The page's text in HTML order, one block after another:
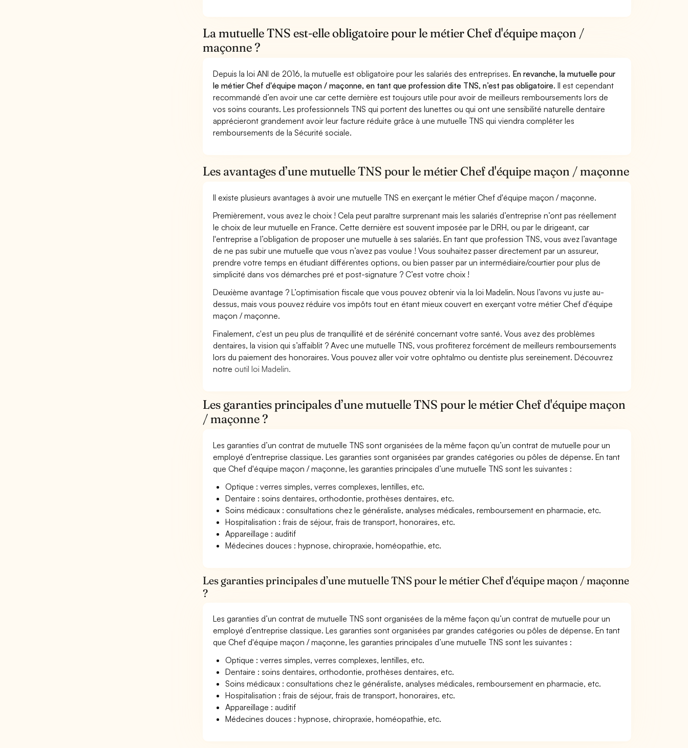
La mutuelle TNS est-elle obligatoire pour le métier Chef d'équipe maçon /
maçonne ?
Depuis la loi ANI de 2016, la mutuelle est obligatoire pour les salariés des entreprises. En revanche, la mutuelle pour
le métier Chef d'équipe maçon / maçonne, en tant que profession dite TNS, n’est pas obligatoire.Il est cependant
recommandé d’en avoir une car cette dernière est toujours utile pour avoir de meilleurs remboursements lors de
vos soins courants. Les professionnels TNS qui portent des lunettes ou qui ont une sensibilité naturelle dentaire
apprécieront grandement avoir leur facture réduite grâce à une mutuelle TNS qui viendra compléter les
remboursements de la Sécurité sociale.
Les avantages d’une mutuelle TNS pour le métier Chef d'équipe maçon / maçonne
Il existe plusieurs avantages à avoir une mutuelle TNS en exerçant le métier Chef d'équipe maçon / maçonne.
Premièrement, vous avez le choix ! Cela peut paraître surprenant mais les salariés d’entreprise n’ont pas réellement
le choix de leur mutuelle en France. Cette dernière est souvent imposée par le DRH, ou par le dirigeant, car
l'entreprise a l’obligation de proposer une mutuelle à ses salariés. En tant que profession TNS, vous avez l’avantage
de ne pas subir une mutuelle que vous n’avez pas voulue ! Vous souhaitez passer directement par un assureur,
prendre votre temps en étudiant différentes options, ou bien passer par un intermédiaire/courtier pour plus de
simplicité dans vos démarches pré et post-signature ? C’est votre choix !
Deuxième avantage ? L’optimisation fiscale que vous pouvez obtenir via la loi Madelin. Nous l’avons vu juste au-
dessus, mais vous pouvez réduire vos impôts tout en étant mieux couvert en exerçant votre métier Chef d'équipe
maçon / maçonne.
Finalement, c'est un peu plus de tranquillité et de sérénité concernant votre santé. Vous avez des problèmes
dentaires, la vision qui s’affaiblit ? Avec une mutuelle TNS, vous profiterez forcément de meilleurs remboursements
lors du paiement des honoraires. Vous pouvez aller voir votre ophtalmo ou dentiste plus sereinement. Découvrez
notre outil loi Madelin.
Les garanties principales d’une mutuelle TNS pour le métier Chef d'équipe maçon
/ maçonne ?
Les garanties d’un contrat de mutuelle TNS sont organisées de la même façon qu’un contrat de mutuelle pour un
employé d’entreprise classique. Les garanties sont organisées par grandes catégories ou pôles de dépense. En tant
que Chef d'équipe maçon / maçonne, les garanties principales d’une mutuelle TNS sont les suivantes :
Optique : verres simples, verres complexes, lentilles, etc.
Dentaire : soins dentaires, orthodontie, prothèses dentaires, etc.
Soins médicaux : consultations chez le généraliste, analyses médicales, remboursement en pharmacie, etc.
Hospitalisation : frais de séjour, frais de transport, honoraires, etc.
Appareillage : auditif
Médecines douces : hypnose, chiropraxie, homéopathie, etc.
Les garanties principales d’une mutuelle TNS pour le métier Chef d'équipe maçon / maçonne
?
Les garanties d’un contrat de mutuelle TNS sont organisées de la même façon qu’un contrat de mutuelle pour un
employé d’entreprise classique. Les garanties sont organisées par grandes catégories ou pôles de dépense. En tant
que Chef d'équipe maçon / maçonne, les garanties principales d’une mutuelle TNS sont les suivantes :
Optique : verres simples, verres complexes, lentilles, etc.
Dentaire : soins dentaires, orthodontie, prothèses dentaires, etc.
Soins médicaux : consultations chez le généraliste, analyses médicales, remboursement en pharmacie, etc.
Hospitalisation : frais de séjour, frais de transport, honoraires, etc.
Appareillage : auditif
Médecines douces : hypnose, chiropraxie, homéopathie, etc.